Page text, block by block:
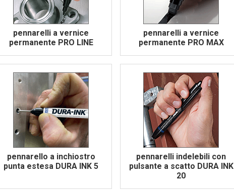
pennarelli a vernice
permanente PRO LINE
pennarelli a vernice
permanente PRO MAX
pennarello a inchiostro
punta estesa DURA INK 5
pennarelli indelebili con
pulsante a scatto DURA INK
20